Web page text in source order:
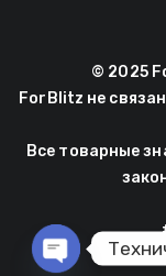
© 2025
ForBlitz не
Все товарные